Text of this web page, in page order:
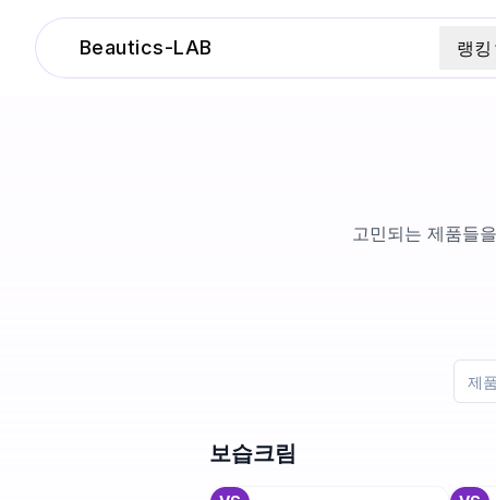
Beautics-LAB 랭킹
고민되는 제품들
보습크림